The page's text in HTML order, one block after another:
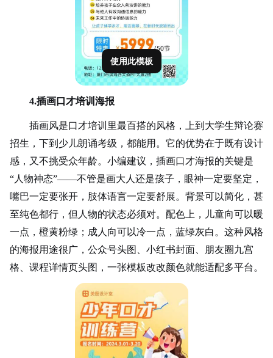
使用此模板
4.插画口才培训海报
插画风是口才培训里最百搭的风格，上到大学生辩论赛
招生，下到少儿朗诵考级，都能用。它的优势在于既有设计
感，又不挑受众年龄。小编建议，插画口才海报的关键是
“人物神态”——不管是画大人还是孩子，眼神一定要坚定，
嘴巴一定要张开，肢体语言一定要舒展。背景可以简化，甚
至纯色都行，但人物的状态必须对。配色上，儿童向可以暖
一点，橙黄粉绿；成人向可以冷一点，蓝绿灰白。这种风格
的海报用途很广，公众号头图、小红书封面、朋友圈九宫
格 、课程详情页头图，一张模板改改颜色就能适配多平台。